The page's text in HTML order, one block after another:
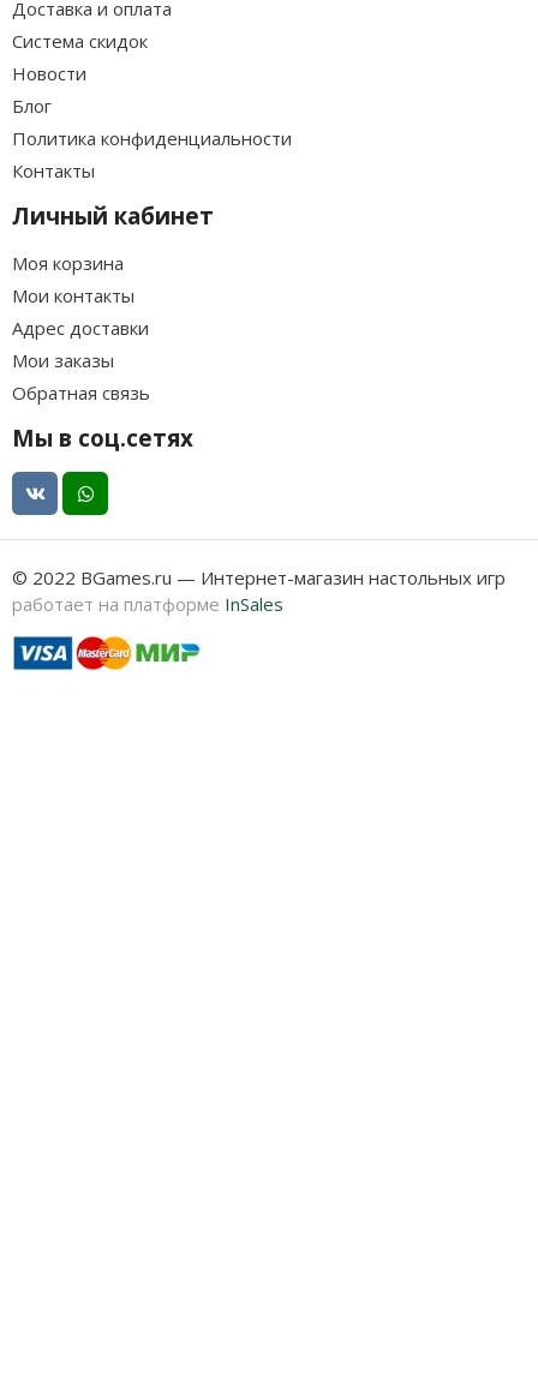
Доставка и оплата
Система скидок
Новости
Блог
Политика конфиденциальности
Контакты
Личный кабинет
Моя корзина
Мои контакты
Адрес доставки
Мои заказы
Обратная связь
Мы в соц.сетях
© 2022 BGames.ru — Интернет-магазин настольных игр
работает на платформе InSales